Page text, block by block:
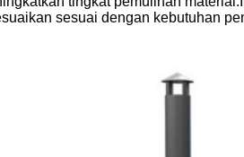
sesuai dengan kebutuhan